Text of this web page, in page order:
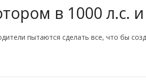
в 1000 л.с.
пытаются сделать все, что бы